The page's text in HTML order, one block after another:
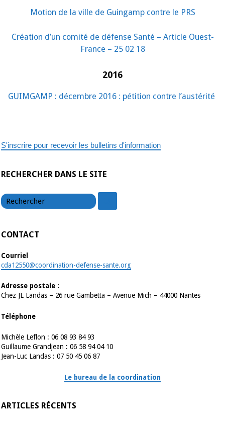
Motion de la ville de Guingamp contre le PRS
Création d’un comité de défense Santé – Article Ouest-
France – 25 02 18
2016
GUIMGAMP : décembre 2016 : pétition contre l’austérité
S'inscrire pour recevoir les bulletins d'information
RECHERCHER DANS LE SITE
CONTACT
Courriel
cda12550@coordination-defense-sante.org
Adresse postale :
Chez JL Landas – 26 rue Gambetta – Avenue Mich – 44000 Nantes
Téléphone
Michèle Leflon : 06 08 93 84 93
Guillaume Grandjean : 06 58 94 04 10
Jean-Luc Landas : 07 50 45 06 87
Le bureau de la coordination
ARTICLES RÉCENTS